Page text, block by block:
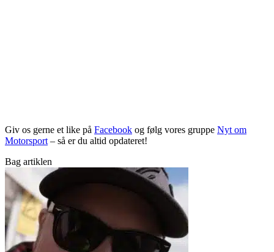
Giv os gerne et like på Facebook og følg vores gruppe Nyt om
Motorsport– så er du altid opdateret!
Bag artiklen